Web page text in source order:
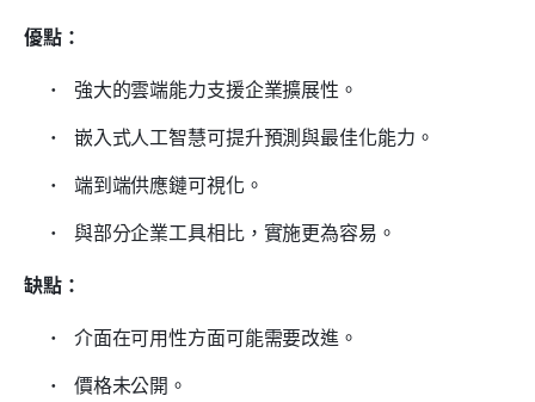
優點：
強大的雲端能力支援企業擴展性。
嵌入式人工智慧可提升預測與最佳化能力。
端到端供應鏈可視化。
與部分企業工具相比，實施更為容易。
缺點：
介面在可用性方面可能需要改進。
價格未公開。